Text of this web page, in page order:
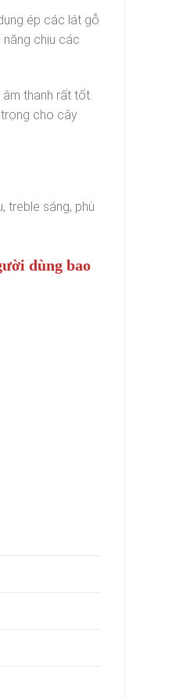
ép các lát gỗ
chịu các
thanh rất tốt.
cho cây
treble sáng, phù
dùng bao